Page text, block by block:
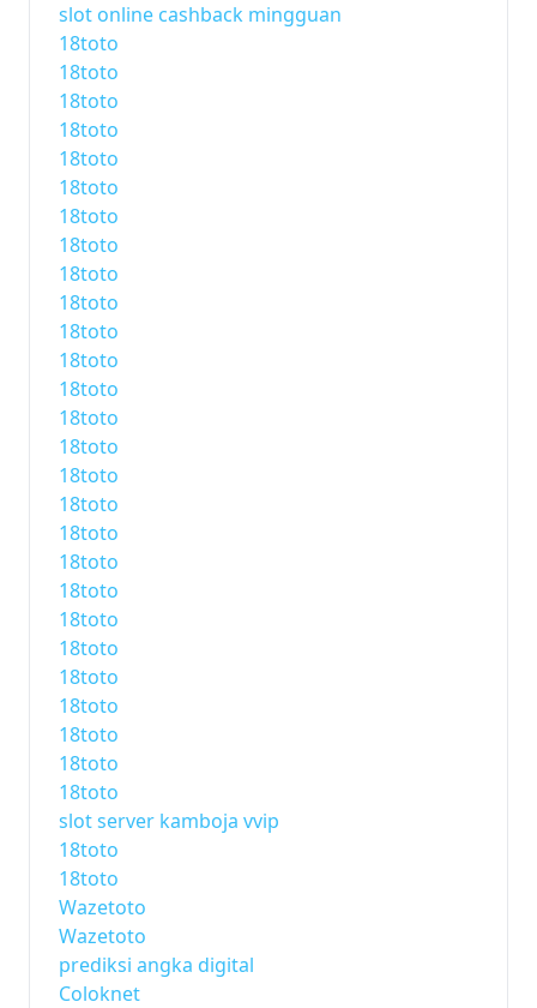
slot online cashback mingguan
18toto
18toto
18toto
18toto
18toto
18toto
18toto
18toto
18toto
18toto
18toto
18toto
18toto
18toto
18toto
18toto
18toto
18toto
18toto
18toto
18toto
18toto
18toto
18toto
18toto
18toto
18toto
slot server kamboja vvip
18toto
18toto
Wazetoto
Wazetoto
prediksi angka digital
Coloknet